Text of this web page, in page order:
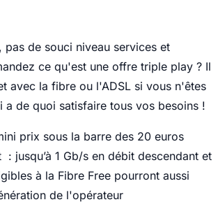
pas de souci niveau services et
ce qu'est une offre triple play ? Il
avec la fibre ou l'ADSL si vous n'êtes
de quoi satisfaire tous vos besoins !
prix sous la barre des 20 euros
jusqu’à 1 Gb/s en débit descendant et
à la Fibre Free pourront aussi
de l'opérateur